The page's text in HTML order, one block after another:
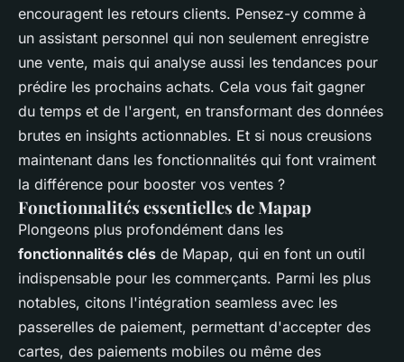
encouragent les retours clients. Pensez-y comme à
un assistant personnel qui non seulement enregistre
une vente, mais qui analyse aussi les tendances pour
prédire les prochains achats. Cela vous fait gagner
du temps et de l'argent, en transformant des données
brutes en insights actionnables. Et si nous creusions
maintenant dans les fonctionnalités qui font vraiment
la différence pour booster vos ventes ?
Fonctionnalités essentielles de Mapap
Plongeons plus profondément dans les
fonctionnalités clés de Mapap, qui en font un outil
indispensable pour les commerçants. Parmi les plus
notables, citons l'intégration seamless avec les
passerelles de paiement, permettant d'accepter des
cartes, des paiements mobiles ou même des